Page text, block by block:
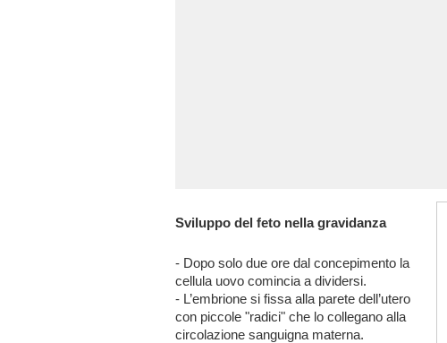
Sviluppo del feto nella gravidanza
- Dopo solo due ore dal concepimento la
cellula uovo comincia a dividersi.
- L’embrione si fissa alla parete dell’utero
con piccole "radici" che lo collegano alla
circolazione sanguigna materna.